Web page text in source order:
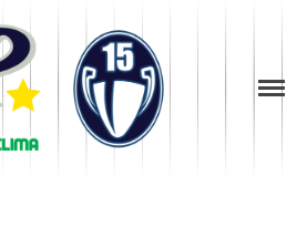
News
Società